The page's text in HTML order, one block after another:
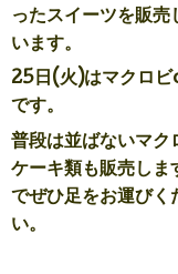
ったスイーツを販売
います。
25日(火)はマクロ
です。
普段は並ばないマク
ケーキ類も販売しま
でぜひ足をお運びく
い。